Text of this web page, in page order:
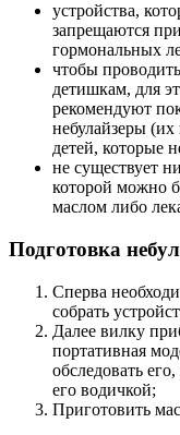
устройства,
запрещаются
гормональных
чтобы
детишкам, для
рекомендуют
небулайзеры (их
детей, которые
не существует
которой можно
маслом либо
Подготовка
Сперва
собрать
Далее вилку
портативная
обследовать
его водичкой;
Приготовить